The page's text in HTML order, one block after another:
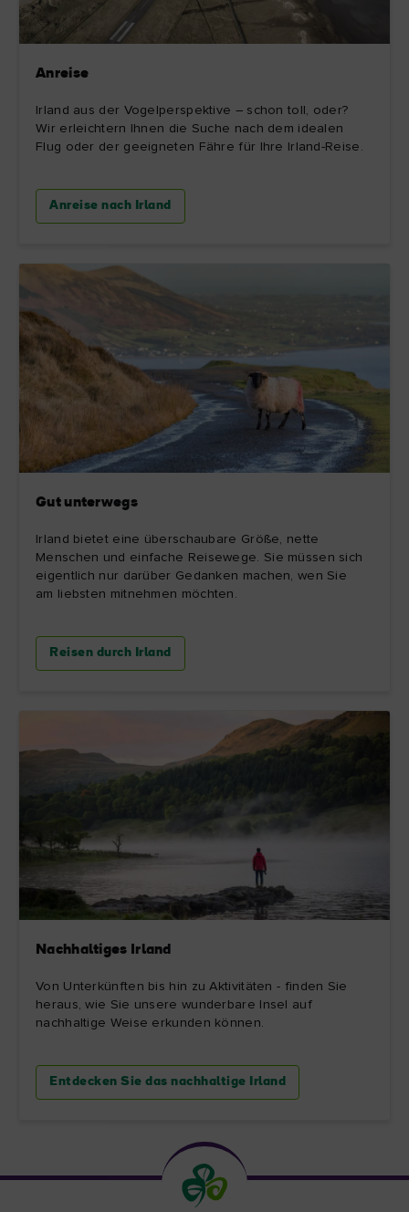
Anreise
Irland aus der Vogelperspektive – schon toll, oder?
Wir erleichtern Ihnen die Suche nach dem idealen
Flug oder der geeigneten Fähre für Ihre Irland-Reise.
Anreise nach Irland
Gut unterwegs
Irland bietet eine überschaubare Größe, nette
Menschen und einfache Reisewege. Sie müssen sich
eigentlich nur darüber Gedanken machen, wen Sie
am liebsten mitnehmen möchten.
Reisen durch Irland
Nachhaltiges Irland
Von Unterkünften bis hin zu Aktivitäten - finden Sie
heraus, wie Sie unsere wunderbare Insel auf
nachhaltige Weise erkunden können.
Entdecken Sie das nachhaltige Irland